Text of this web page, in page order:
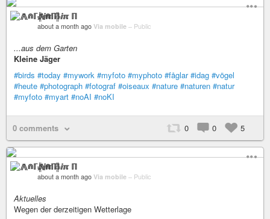
⨇⋒ℾ╬ⅈℼ ℿ
about a month ago Via mobile – Public
...aus dem Garten
Kleine Jäger
#birds #today #mywork #myfoto #myphoto #fåglar #idag #vögel
#heute #photograph #fotograf #oiseaux #nature #naturen #natur
#myfoto #myart #noAI #noKI
0 comments 0 0 5
⨇⋒ℾ╬ⅈℼ ℿ
about a month ago Via mobile – Public
Aktuelles
Wegen der derzeitigen Wetterlage